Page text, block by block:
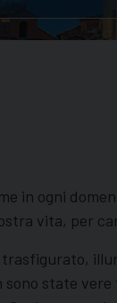
in ogni
vita, per
state vere